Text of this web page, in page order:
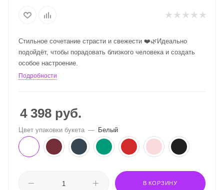
Стильное сочетание страсти и свежести ❤️🌿Идеально
подойдёт, чтобы порадовать близкого человека и создать
особое настроение.
Подробности
4 398 руб.
Цвет упаковки букета — Белый
В КОРЗИНУ